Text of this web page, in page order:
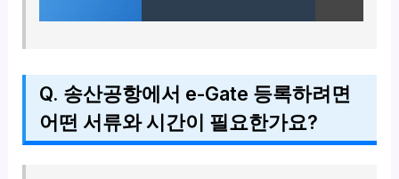
Q. 송산공항에서 e-Gate 등록하려면
어떤 서류와 시간이 필요한가요?